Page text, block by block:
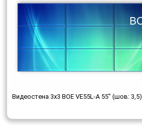
Видеостена 3x3 BOE VE55L-A 55" (шов: 3,5)